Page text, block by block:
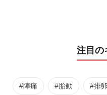
注目の
#陣痛 #胎動 #排